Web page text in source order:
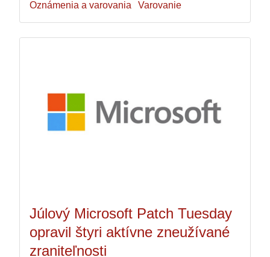
Oznámenia a varovania
Varovanie
Júlový Microsoft Patch Tuesday
opravil štyri aktívne zneužívané
zraniteľnosti